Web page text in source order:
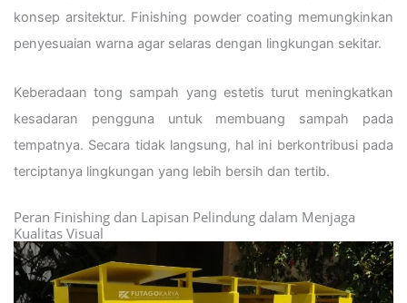
konsep arsitektur. Finishing powder coating memungkinkan
penyesuaian warna agar selaras dengan lingkungan sekitar.
Keberadaan tong sampah yang estetis turut meningkatkan
kesadaran pengguna untuk membuang sampah pada
tempatnya. Secara tidak langsung, hal ini berkontribusi pada
terciptanya lingkungan yang lebih bersih dan tertib.
Peran Finishing dan Lapisan Pelindung dalam Menjaga
Kualitas Visual